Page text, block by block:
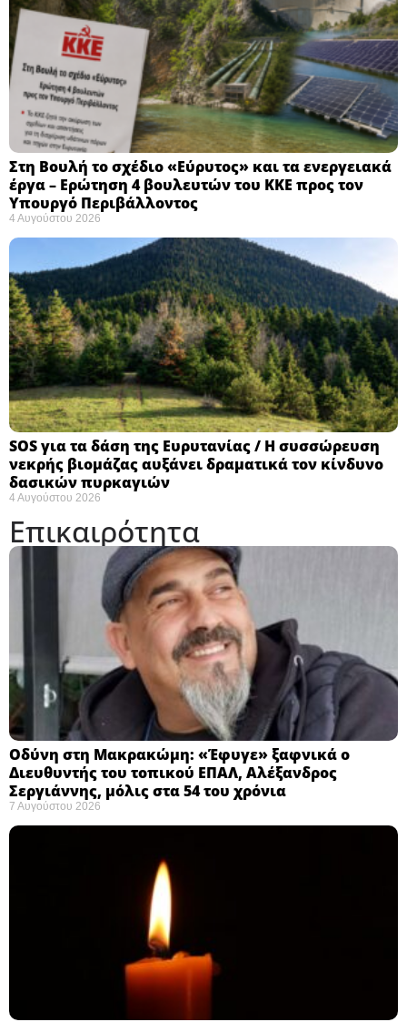
Στη Βουλή το σχέδιο «Εύρυτος» και τα ενεργειακά
έργα – Ερώτηση 4 βουλευτών του ΚΚΕ προς τον
Υπουργό Περιβάλλοντος
4 Αυγούστου 2026
SOS για τα δάση της Ευρυτανίας / Η συσσώρευση
νεκρής βιομάζας αυξάνει δραματικά τον κίνδυνο
δασικών πυρκαγιών
4 Αυγούστου 2026
Επικαιρότητα
Οδύνη στη Μακρακώμη: «Έφυγε» ξαφνικά ο
Διευθυντής του τοπικού ΕΠΑΛ, Αλέξανδρος
Σεργιάννης, μόλις στα 54 του χρόνια
7 Αυγούστου 2026